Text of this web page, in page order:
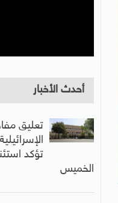
أحدث الأخبار
تعليق
تؤكد
الخميس